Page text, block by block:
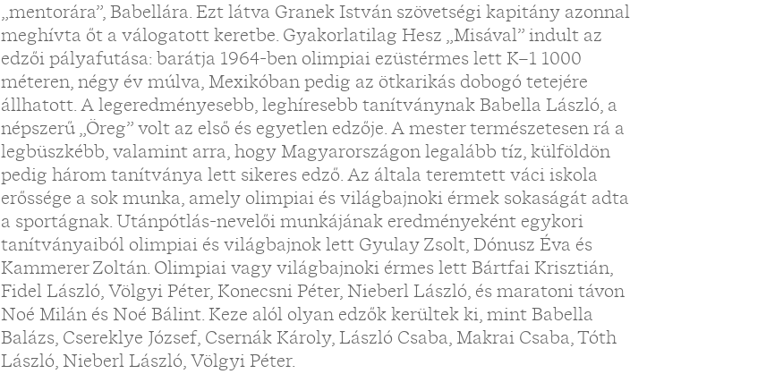
„mentorára”, Babellára. Ezt látva Granek István szövetségi kapitány azonnal
meghívta őt a válogatott keretbe. Gyakorlatilag Hesz „Misával” indult az
edzői pályafutása: barátja 1964-ben olimpiai ezüstérmes lett K–1 1000
méteren, négy év múlva, Mexikóban pedig az ötkarikás dobogó tetejére
állhatott. A legeredményesebb, leghíresebb tanítványnak Babella László, a
népszerű „Öreg” volt az első és egyetlen edzője. A mester természetesen rá a
legbüszkébb, valamint arra, hogy Magyarországon legalább tíz, külföldön
pedig három tanítványa lett sikeres edző. Az általa teremtett váci iskola
erőssége a sok munka, amely olimpiai és világbajnoki érmek sokaságát adta
a sportágnak. Utánpótlás-nevelői munkájának eredményeként egykori
tanítványaiból olimpiai és világbajnok lett Gyulay Zsolt, Dónusz Éva és
Kammerer Zoltán. Olimpiai vagy világbajnoki érmes lett Bártfai Krisztián,
Fidel László, Völgyi Péter, Konecsni Péter, Nieberl László, és maratoni távon
Noé Milán és Noé Bálint. Keze alól olyan edzők kerültek ki, mint Babella
Balázs, Csereklye József, Csernák Károly, László Csaba, Makrai Csaba, Tóth
László, Nieberl László, Völgyi Péter.